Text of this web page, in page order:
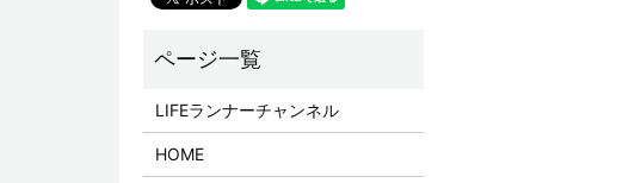
LIFEランナーチャンネル
HOME